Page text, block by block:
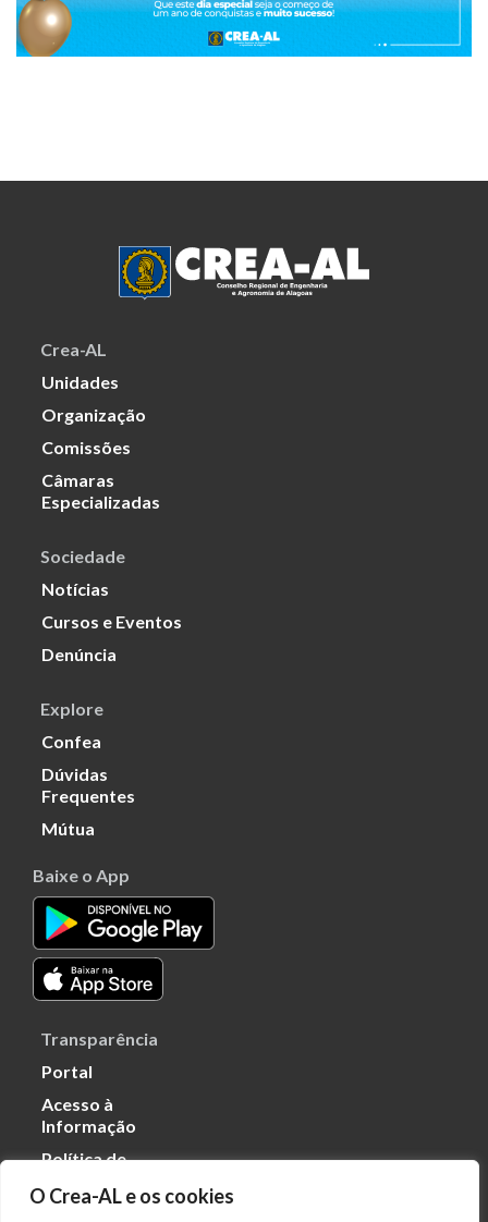
O Crea-AL e os cookies
Crea-AL
Unidades
Organização
Comissões
Câmaras
Especializadas
Sociedade
Notícias
Cursos e Eventos
Denúncia
Explore
Confea
Dúvidas
Frequentes
Mútua
Baixe o App
Transparência
Portal
Acesso à
Informação
Política de
Dados